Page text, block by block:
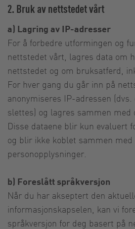
2. Bruk av nettstedet vårt
a) Lagring av IP-adresser
For å forbedre utformingen og
nettstedet vårt, lagres data om
nettstedet og om bruksatferd,
For hver gang du går inn på
anonymiseres IP-adressen
slettes) og lagres sammen med
Disse dataene blir kun evaluert
og blir ikke koblet sammen
personopplysninger.
b) Foreslått språkversjon
Når du har akseptert den
informasjonskapselen, kan vi
språkversjon for deg basert på